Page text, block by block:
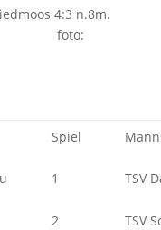
4:3 n.8m.
foto:
Spiel
1 TSV
2 TSV